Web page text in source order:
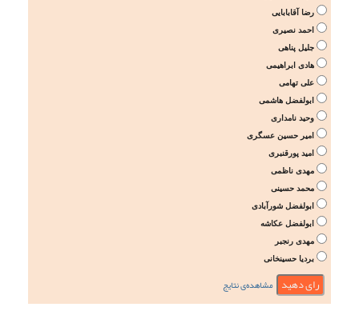
رضا آقابابایی
احمد نصیری
جلیل پناهی
هادی ابراهیمی
علی تهامی
ابولفضل هاشمی
وحید نامداری
امیر حسین عسگری
امید پورقنبری
مهدی ناظمی
محمد حسینی
ابولفضل شورآبادی
ابولفضل عکاشه
مهدی رنجبر
بردیا حسینخانی
مشاهده‌ی نتایج